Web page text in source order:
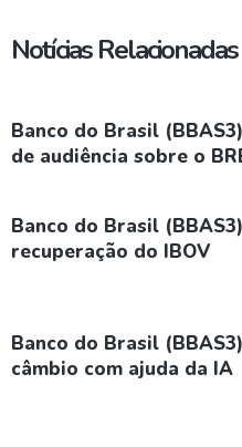
Notícias Relacionadas
Banco do Brasil
de audiência sobre o
Banco do Brasil
recuperação do IBOV
Banco do Brasil
câmbio com ajuda da IA